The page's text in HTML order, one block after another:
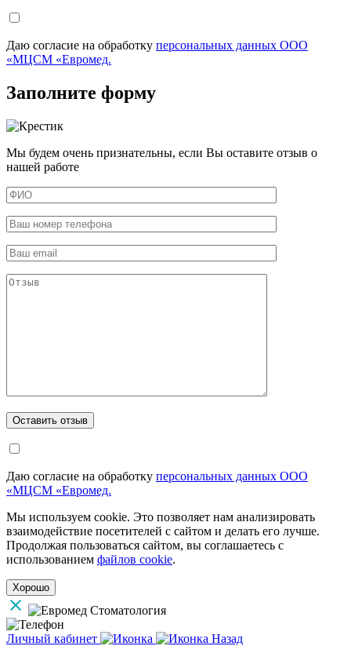
Даю согласие на обработку персональных данных ООО
«МЦСМ «Евромед.
Заполните форму
Мы будем очень признательны, если Вы оставите отзыв о
нашей работе
Даю согласие на обработку персональных данных ООО
«МЦСМ «Евромед.
Мы используем cookie. Это позволяет нам анализировать
взаимодействие посетителей с сайтом и делать его лучше.
Продолжая пользоваться сайтом, вы соглашаетесь с
использованием файлов cookie.
Хорошо
Личный кабинет
Назад